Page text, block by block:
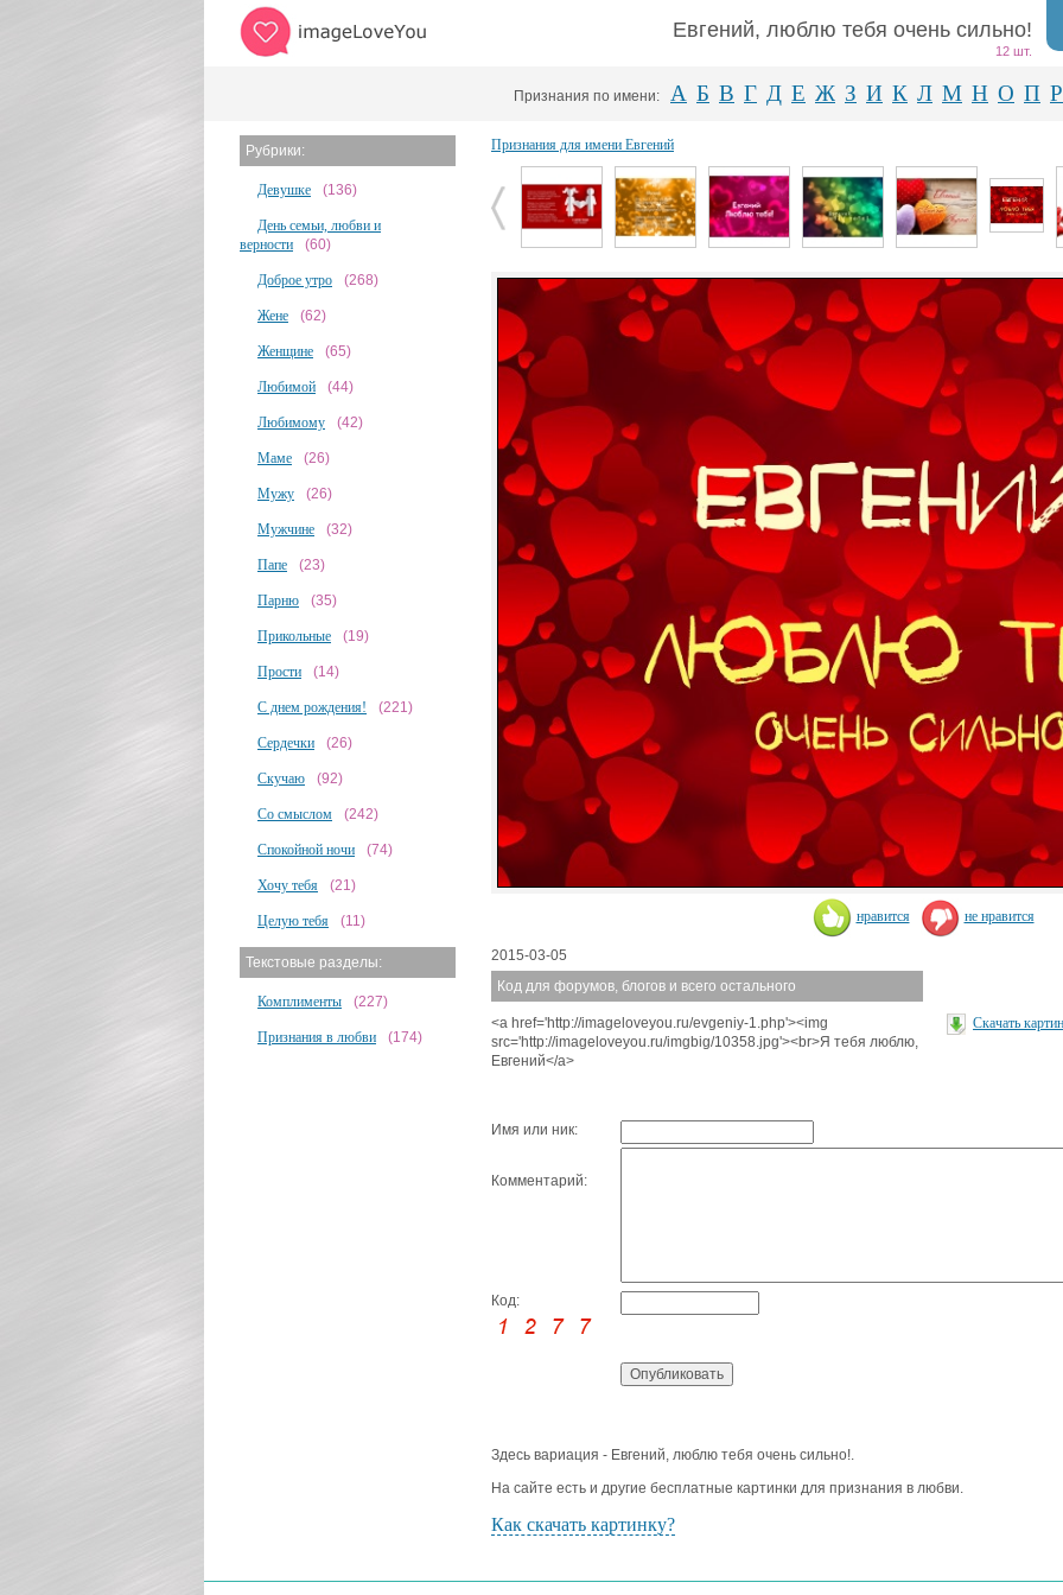
Евгений, люблю тебя очень сильно!
12 шт.
Признания по имени: А Б В Г Д Е Ж З И К Л М Н О П Р
Рубрики:
Девушке (136)
День семьи, любви и
верности
(60)
Доброе утро (268)
Жене (62)
Женщине (65)
Любимой (44)
Любимому (42)
Маме (26)
Мужу (26)
Мужчине (32)
Папе (23)
Парню (35)
Прикольные (19)
Прости (14)
С днем рождения! (221)
Сердечки (26)
Скучаю (92)
Со смыслом (242)
Спокойной ночи (74)
Хочу тебя (21)
Целую тебя (11)
Текстовые разделы:
Комплименты (227)
Признания в любви (174)
Признания для имени Евгений
нравится не нравится
2015-03-05
Код для форумов, блогов и всего остального
<a href='http://imageloveyou.ru/evgeniy-1.php'><img
src='http://imageloveyou.ru/imgbig/10358.jpg'><br>Я тебя люблю,
Евгений</a>
Скачать
Имя или ник:
Комментарий:
Код:
Здесь вариация - Евгений, люблю тебя очень сильно!.
На сайте есть и другие бесплатные картинки для признания в любви.
Как скачать картинку?